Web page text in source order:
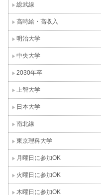
総武線
高時給・高収入
明治大学
中央大学
2030年卒
上智大学
日本大学
南北線
東京理科大学
月曜日に参加OK
火曜日に参加OK
木曜日に参加OK